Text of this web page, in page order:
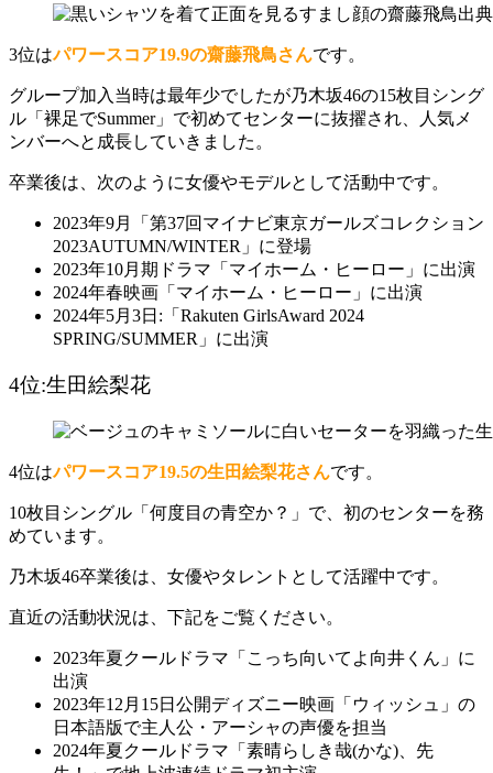
出
3位はパワースコア19.9の齋藤飛鳥さんです。
グループ加入当時は最年少でしたが乃木坂46の15枚目シング
ル「裸足でSummer」で初めてセンターに抜擢され、人気メ
ンバーへと成長していきました。
卒業後は、次のように女優やモデルとして活動中です。
2023年9月「第37回マイナビ東京ガールズコレクション
2023AUTUMN/WINTER」に登場
2023年10月期ドラマ「マイホーム・ヒーロー」に出演
2024年春映画「マイホーム・ヒーロー」に出演
2024年5月3日:「Rakuten GirlsAward 2024
SPRING/SUMMER」に出演
4位:生田絵梨花
4位はパワースコア19.5の生田絵梨花さんです。
10枚目シングル「何度目の青空か？」で、初のセンターを務
めています。
乃木坂46卒業後は、女優やタレントとして活躍中です。
直近の活動状況は、下記をご覧ください。
2023年夏クールドラマ「こっち向いてよ向井くん」に
出演
2023年12月15日公開ディズニー映画「ウィッシュ」の
日本語版で主人公・アーシャの声優を担当
2024年夏クールドラマ「素晴らしき哉(かな)、先